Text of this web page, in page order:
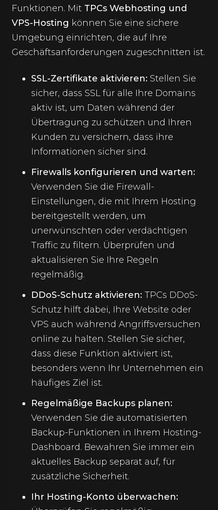
Funktionen. Mit TPCs Webhosting und
VPS-Hosting können Sie eine sichere
Umgebung einrichten, die auf Ihre
Geschäftsanforderungen zugeschnitten ist.
SSL-Zertifikate aktivieren: Stellen Sie
sicher, dass SSL für alle Ihre Domains
aktiv ist, um Daten während der
Übertragung zu schützen und Ihren
Kunden zu versichern, dass ihre
Informationen sicher sind.
Firewalls konfigurieren und warten:
Verwenden Sie die Firewall-
Einstellungen, die mit Ihrem Hosting
bereitgestellt werden, um
unerwünschten oder verdächtigen
Traffic zu filtern. Überprüfen und
aktualisieren Sie Ihre Regeln
regelmäßig.
DDoS-Schutz aktivieren: TPCs DDoS-
Schutz hilft dabei, Ihre Website oder
VPS auch während Angriffsversuchen
online zu halten. Stellen Sie sicher,
dass diese Funktion aktiviert ist,
besonders wenn Ihr Unternehmen ein
häufiges Ziel ist.
Regelmäßige Backups planen:
Verwenden Sie die automatisierten
Backup-Funktionen in Ihrem Hosting-
Dashboard. Bewahren Sie immer ein
aktuelles Backup separat auf, für
zusätzliche Sicherheit.
Ihr Hosting-Konto überwachen: